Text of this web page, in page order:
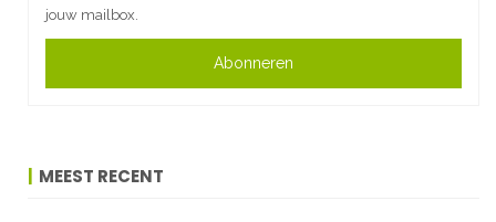
jouw mailbox.
Abonneren
MEEST RECENT